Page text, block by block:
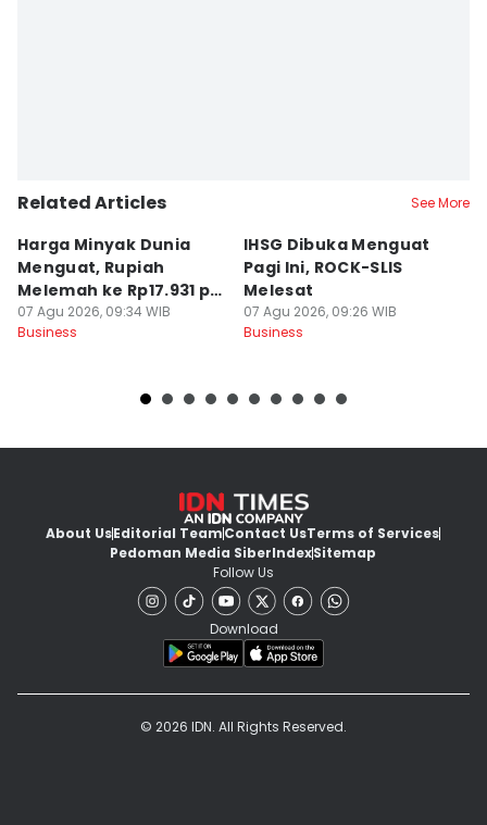
Related Articles See More
Harga Minyak Dunia
Menguat, Rupiah
Melemah ke Rp17.931 per
Dolar AS
07 Agu 2026, 09:34 WIB
Business
IHSG Dibuka Menguat
Pagi Ini, ROCK-SLIS
Melesat
07 Agu 2026, 09:26 WIB
Business
About UsEditorial TeamContact UsTerms of Services
Pedoman Media SiberIndexSitemap
Follow Us
Download
© 2026 IDN. All Rights Reserved.